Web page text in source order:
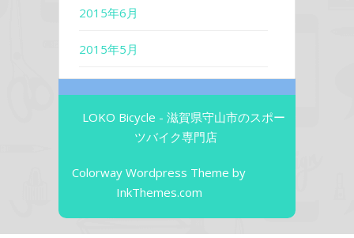
2015年6月
2015年5月
LOKO Bicycle - 滋賀県守山市のスポー
ツバイク専門店
Colorway Wordpress Theme by
InkThemes.com